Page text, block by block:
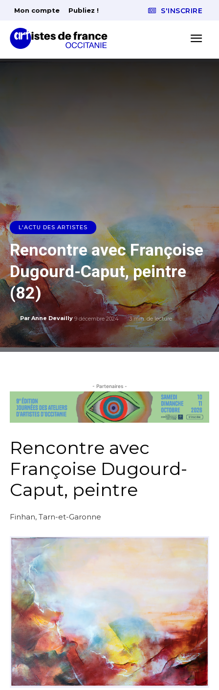
Mon compte Publiez ! S'INSCRIRE
L'ACTU DES ARTISTES
Rencontre avec Françoise
Dugourd-Caput, peintre
(82)
Par Anne Devailly 9 décembre 2024 3min. de lecture
- Partenaires -
Rencontre avec
Françoise Dugourd-
Caput, peintre
Finhan, Tarn-et-Garonne